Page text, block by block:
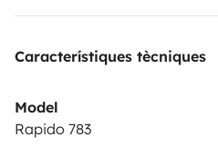
Característiques tècniques
Model
Rapido 783